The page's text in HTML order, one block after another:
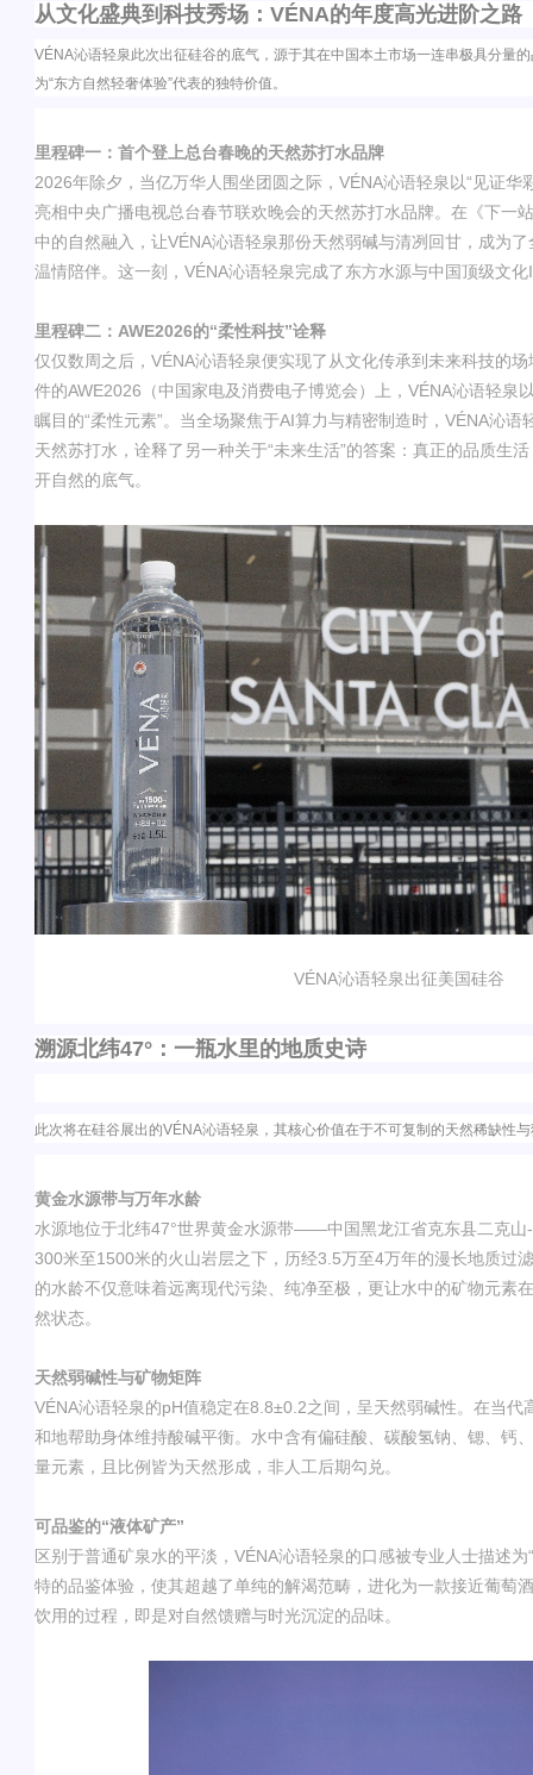
从文化盛典到科技秀场： VÉNA的年度高光进阶之路
VÉNA沁语轻泉此次出征硅谷的底气，源于其在中国本土市场一连串极具分量
为“东方自然轻奢体验”代表的独特价值。
里程碑一：首个登上总台春晚的天然苏打水品牌
2026年除夕，当亿万华人围坐团圆之际， VÉNA沁语轻泉以“ 见证华
亮相中央广播电视总台春节联欢晚会的天然苏打水品牌。在《下一
中的自然融入，让VÉNA沁语轻泉那份天然弱碱与清冽回甘，成为
温情陪伴。这一刻， VÉNA沁语轻泉完成了东方水源与中国顶级文化
里程碑二： AWE2026的“柔性科技”诠释
仅仅数周之后， VÉNA沁语轻泉便实现了从文化传承到未来科技的
件的AWE2026 （中国家电及消费电子博览会）上， VÉNA沁语轻泉
瞩目的“柔性元素”。当全场聚焦于AI算力与精密制造时， VÉNA沁语
天然苏打水，诠释了另一种关于“未来生活”的答案：真正的品质生
开自然的底气。
VÉNA沁语轻泉出征美国硅谷
溯源北纬47°：一瓶水里的地质史诗
此次将在硅谷展出的VÉNA沁语轻泉，其核心价值在于不可复制的天然稀缺性
黄金水源带与万年水龄
水源地位于北纬47°世界黄金水源带——中国黑龙江省克东县二克山-
300米至1500米的火山岩层之下，历经3.5万至4万年的漫长地质过
的水龄不仅意味着远离现代污染、纯净至极，更让水中的矿物元素
然状态。
天然弱碱性与矿物矩阵
VÉNA沁语轻泉的pH值稳定在8.8±0.2之间，呈天然弱碱性。在当代
和地帮助身体维持酸碱平衡。水中含有偏硅酸、碳酸氢钠、锶、钙
量元素，且比例皆为天然形成，非人工后期勾兑。
可品鉴的“液体矿产”
区别于普通矿泉水的平淡， VÉNA沁语轻泉的口感被专业人士描述为“
特的品鉴体验，使其超越了单纯的解渴范畴，进化为一款接近葡萄
饮用的过程，即是对自然馈赠与时光沉淀的品味。